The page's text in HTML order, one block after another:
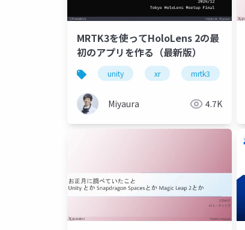
MRTK3を使ってHoloLens 2の最
初のアプリを作る（最新版）
unity xr mrtk3
Miyaura 4.7K